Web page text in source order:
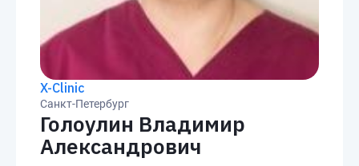
X-Clinic
Санкт-Петербург
Голоулин Владимир
Александрович